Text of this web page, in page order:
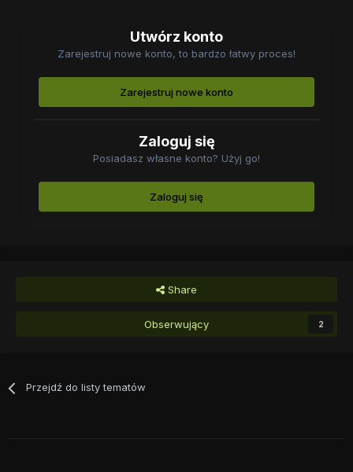
Utwórz konto
Zarejestruj nowe konto, to bardzo łatwy proces!
Zarejestruj nowe konto
Zaloguj się
Posiadasz własne konto? Użyj go!
Zaloguj się
Share
Obserwujący 2
Przejdź do listy tematów